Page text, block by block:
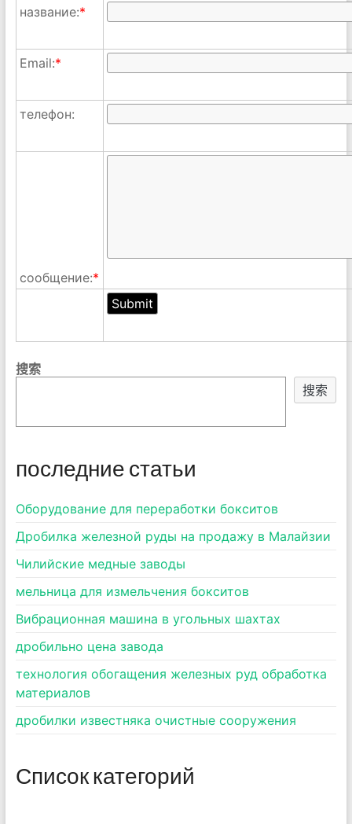
название:*
Email:*
телефон:
сообщение:*
搜索
搜索
последние статьи
Оборудование для переработки бокситов
Дробилка железной руды на продажу в Малайзии
Чилийские медные заводы
мельница для измельчения бокситов
Вибрационная машина в угольных шахтах
дробильно цена завода
технология обогащения железных руд обработка
материалов
дробилки известняка очистные сооружения
Список категорий